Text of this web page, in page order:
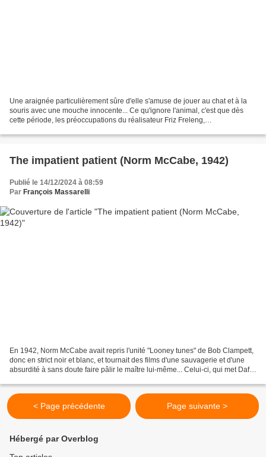
Une araignée particulièrement sûre d'elle s'amuse de jouer au chat et à la
souris avec une mouche innocente... Ce qu'ignore l'animal, c'est que dès
cette période, les préoccupations du réalisateur Friz Freleng,
The impatient patient (Norm McCabe, 1942)
Publié le 14/12/2024 à 08:59
Par François Massarelli
En 1942, Norm McCabe avait repris l'unité "Looney tunes" de Bob Clampett,
donc en strict noir et blanc, et tournait des films d'une sauvagerie et d'une
absurdité à sans doute faire pâlir le maître lui-même... Celui-ci, qui met Daffy
< Page précédente Page suivante >
Hébergé par Overblog